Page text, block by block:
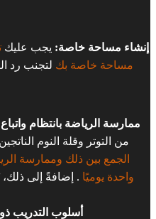
إنشاء مساحة خاصة: يجب عليك
مساحة خاصة بك لتجنب رد
ممارسة الرياضة بانتظام
من التوتر وقلة النوم
الجمع بين ذلك وممارسة
واحدة يوميًا . إضافةً إلى ذلك،
2. أسلوب